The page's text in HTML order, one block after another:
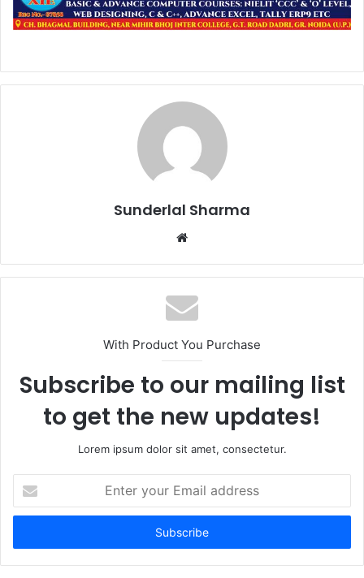
Sunderlal Sharma
Website
With Product You Purchase
Subscribe to our mailing list
to get the new updates!
Lorem ipsum dolor sit amet, consectetur.
your
Email